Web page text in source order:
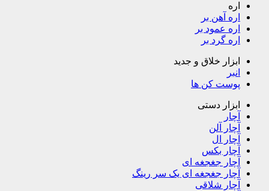
اره
اره آهن بر
اره عمود بر
اره گرد بر
ابزار خلاق و جدید
انبر
پوست کن ها
ابزار دستی
آچار
آچار آلن
آچار ال
آچار بکس
آچار جغجغه ای
آچار جغجغه ای یک سر رینگ
آچار شلاقی